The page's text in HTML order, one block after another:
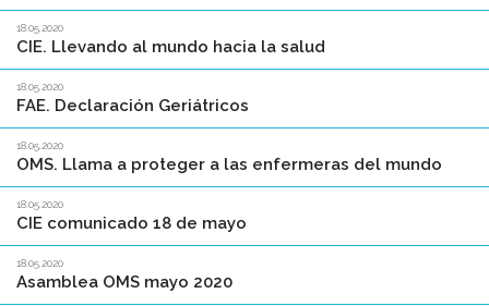
18.05.2020
CIE. Llevando al mundo hacia la salud
18.05.2020
FAE. Declaración Geriátricos
18.05.2020
OMS. Llama a proteger a las enfermeras del mundo
18.05.2020
CIE comunicado 18 de mayo
18.05.2020
Asamblea OMS mayo 2020